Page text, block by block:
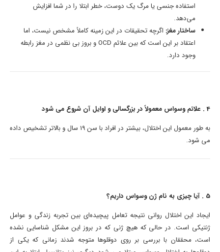
استفاده جنسی یا مرگ یک دوست، خطر ابتلا را در شما افزایش
می‎‌دهد.
ساختار مغز: اگرچه تحقیقات در این زمینه کاملاً مشخص نیست، اما
اعتقاد بر این است که بین علائم OCD و بروز بی نظمی در مغز رابطه
وجود دارد.
4 . علائم وسواس معمولاً در بزرگسالی و اوایل آن شروع می شود
به طور معمول این اختلال، بیشتر در افراد با سن 19 سال و بالاتر تشخیص داده
می شود.
5 . آیا چیزی به نام ژن وسواس داریم؟
ایجاد این اختلال روانی نتیجه تعامل پیچیده‌ای بین تجربه زندگی و عوامل
ژنتیکی است. در حالی که هیچ ژنی که در بروز این مشکل شناسایی نشده
است، محققان با بررسی بر روی دوقلوها متوجه شدند زمانی که یکی از